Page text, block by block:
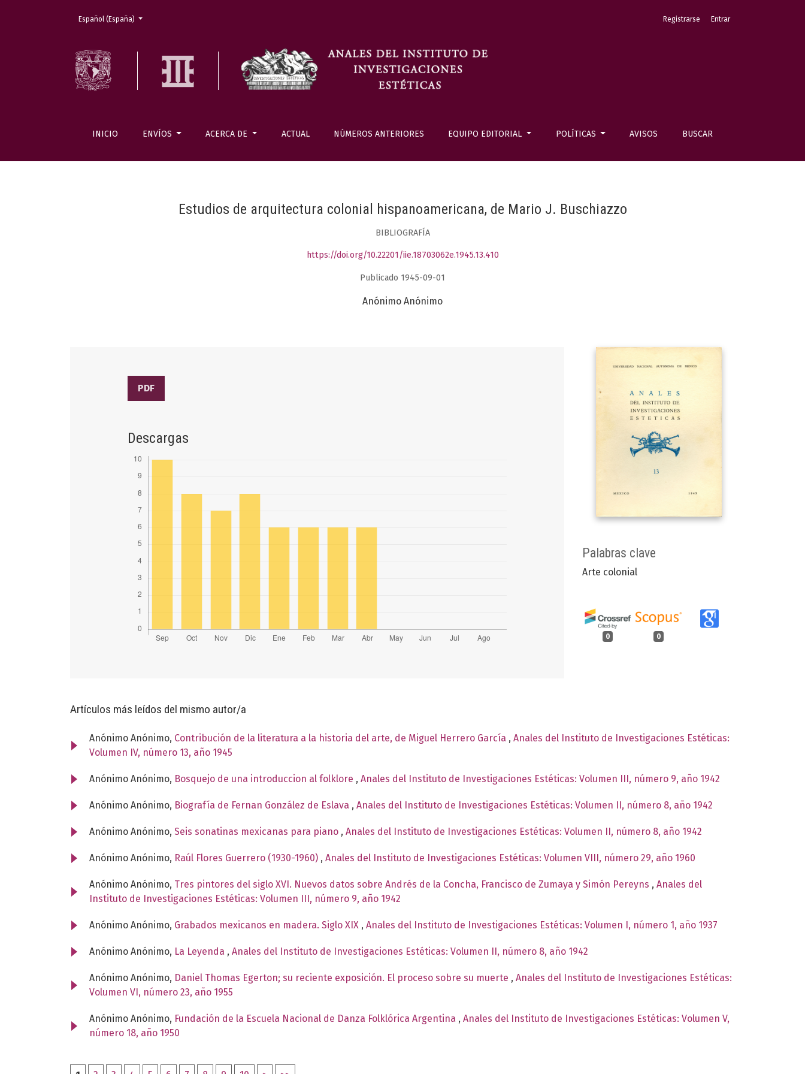
INICIO ENVÍOS ACERCA DE ACTUAL NÚMEROS ANTERIORES EQUIPO EDITORIAL POLÍTICAS AVISOS BUSCAR
Registrarse Entrar
Cambiar el idioma. El actual es:
Español (España)
Estudios de arquitectura colonial hispanoamericana, de Mario J. Buschiazzo
BIBLIOGRAFÍA
https://doi.org/10.22201/iie.18703062e.1945.13.410
Publicado 1945-09-01
Anónimo Anónimo
Palabras clave
Arte colonial
0 0
PDF
Descargas
Artículos más leídos del mismo autor/a
Anónimo Anónimo, Contribución de la literatura a la historia del arte, de Miguel Herrero García , Anales del Instituto de Investigaciones Estéticas:
Volumen IV, número 13, año 1945
Anónimo Anónimo, Bosquejo de una introduccion al folklore , Anales del Instituto de Investigaciones Estéticas: Volumen III, número 9, año 1942
Anónimo Anónimo, Biografía de Fernan González de Eslava , Anales del Instituto de Investigaciones Estéticas: Volumen II, número 8, año 1942
Anónimo Anónimo, Seis sonatinas mexicanas para piano , Anales del Instituto de Investigaciones Estéticas: Volumen II, número 8, año 1942
Anónimo Anónimo, Raúl Flores Guerrero (1930-1960) , Anales del Instituto de Investigaciones Estéticas: Volumen VIII, número 29, año 1960
Anónimo Anónimo, Tres pintores del siglo XVI. Nuevos datos sobre Andrés de la Concha, Francisco de Zumaya y Simón Pereyns , Anales del
Instituto de Investigaciones Estéticas: Volumen III, número 9, año 1942
Anónimo Anónimo, Grabados mexicanos en madera. Siglo XIX , Anales del Instituto de Investigaciones Estéticas: Volumen I, número 1, año 1937
Anónimo Anónimo, La Leyenda , Anales del Instituto de Investigaciones Estéticas: Volumen II, número 8, año 1942
Anónimo Anónimo, Daniel Thomas Egerton; su reciente exposición. El proceso sobre su muerte , Anales del Instituto de Investigaciones Estéticas:
Volumen VI, número 23, año 1955
Anónimo Anónimo, Fundación de la Escuela Nacional de Danza Folklórica Argentina , Anales del Instituto de Investigaciones Estéticas: Volumen V,
número 18, año 1950